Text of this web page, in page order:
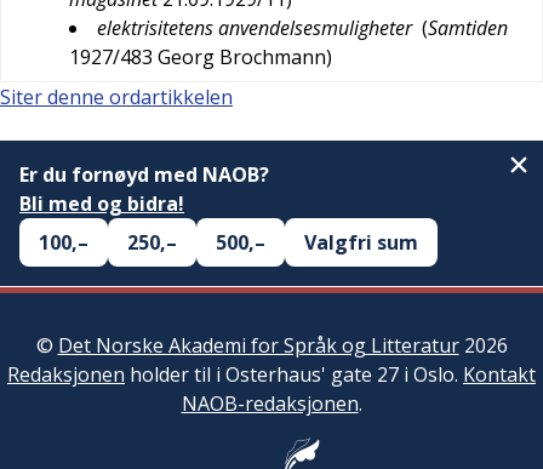
elektrisitetens anvendelsesmuligheter (Samtiden
1927/483 Georg Brochmann)
Siter denne ordartikkelen
Er du fornøyd med NAOB?
Bli med og bidra!
100,–
250,– 500,– Valgfri sum
© Det Norske Akademi for Språk og Litteratur2026
Redaksjonen holder til i Osterhaus' gate 27 i Oslo. Kontakt
NAOB-redaksjonen.